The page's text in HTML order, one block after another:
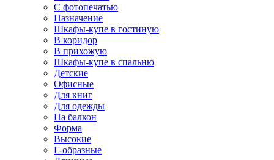
С фотопечатью
Назначение
Шкафы-купе в гостиную
В коридор
В прихожую
Шкафы-купе в спальню
Детские
Офисные
Для книг
Для одежды
На балкон
Форма
Высокие
Г-образные